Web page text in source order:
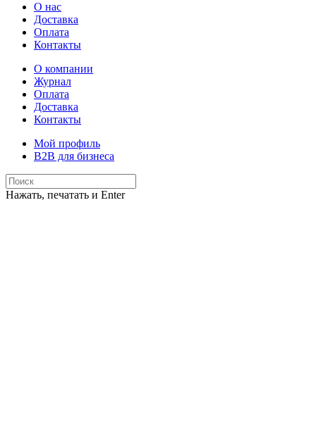
О нас
Доставка
Оплата
Контакты
О компании
Журнал
Оплата
Доставка
Контакты
Мой профиль
B2B для бизнеса
Нажать, печатать и Enter